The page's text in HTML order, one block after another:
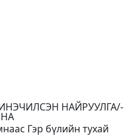
НАЙРУУЛГА/-
Гэр бүлийн тухай